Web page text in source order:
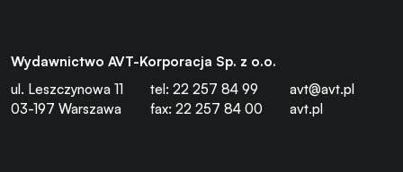
Wydawnictwo AVT-Korporacja Sp. z o.o.
ul. Leszczynowa 11
03-197 Warszawa
tel: 22 257 84 99
fax: 22 257 84 00
avt@avt.pl
avt.pl